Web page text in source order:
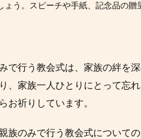
ょう。スピーチや手紙、記念品の贈
で行う教会式は、家族の絆を
、家族一人ひとりにとって忘
お祈りしています。
族のみで行う教会式について